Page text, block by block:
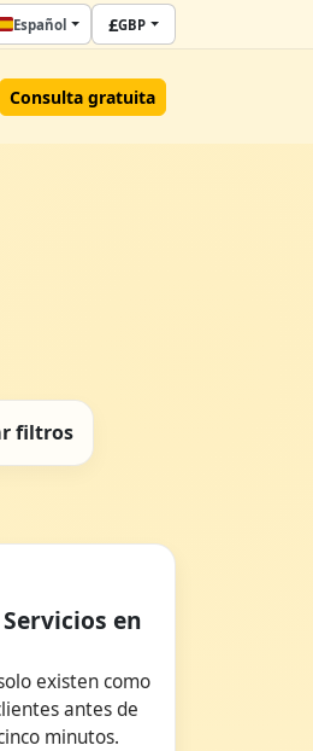
Español £GBP
Consulta gratuita
filtros
en
existen como
antes de
minutos.